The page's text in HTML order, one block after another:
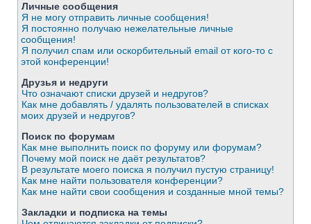
Личные сообщения
Я не могу отправить личные сообщения!
Я постоянно получаю нежелательные личные
сообщения!
Я получил спам или оскорбительный email от кого-то с
этой конференции!
Друзья и недруги
Что означают списки друзей и недругов?
Как мне добавлять / удалять пользователей в списках
моих друзей и недругов?
Поиск по форумам
Как мне выполнить поиск по форуму или форумам?
Почему мой поиск не даёт результатов?
В результате моего поиска я получил пустую страницу!
Как мне найти пользователя конференции?
Как мне найти свои сообщения и созданные мной темы?
Закладки и подписка на темы